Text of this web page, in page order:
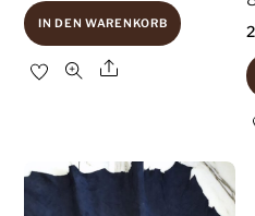
IN DEN WARENKORB
Share